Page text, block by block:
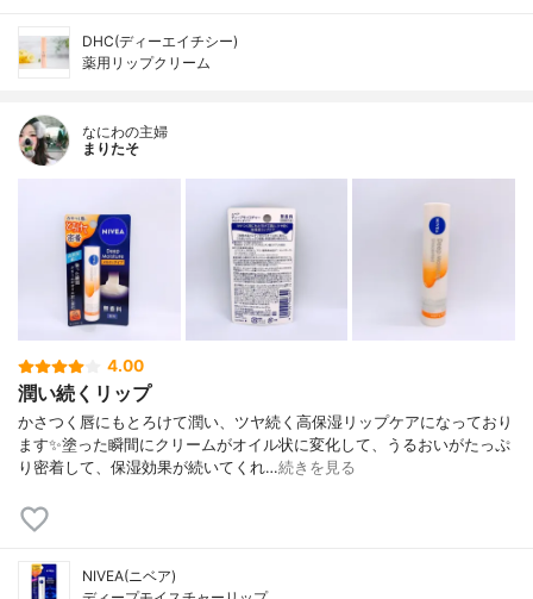
DHC(ディーエイチシー)
薬用リップクリーム
なにわの主婦
まりたそ
4.00
潤い続くリップ
かさつく唇にもとろけて潤い、ツヤ続く高保湿リップケアになっており
ます✨塗った瞬間にクリームがオイル状に変化して、うるおいがたっぷ
り密着して、保湿効果が続いてくれ…続きを見る
NIVEA(ニベア)